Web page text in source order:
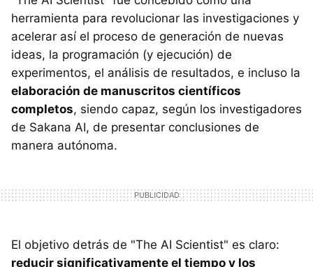
herramienta para revolucionar las investigaciones y
acelerar así el proceso de generación de nuevas
ideas, la programación (y ejecución) de
experimentos, el análisis de resultados, e incluso la
elaboración de manuscritos científicos
completos, siendo capaz, según los investigadores
de Sakana AI, de presentar conclusiones de
manera autónoma.
El objetivo detrás de "The AI Scientist" es claro:
reducir significativamente el tiempo y los